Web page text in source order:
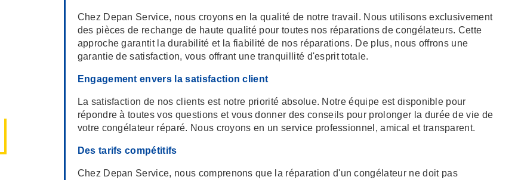
Chez Depan Service, nous croyons en la qualité de notre travail. Nous utilisons exclusivement
des pièces de rechange de haute qualité pour toutes nos réparations de congélateurs. Cette
approche garantit la durabilité et la fiabilité de nos réparations. De plus, nous offrons une
garantie de satisfaction, vous offrant une tranquillité d'esprit totale.
Engagement envers la satisfaction client
La satisfaction de nos clients est notre priorité absolue. Notre équipe est disponible pour
répondre à toutes vos questions et vous donner des conseils pour prolonger la durée de vie de
votre congélateur réparé. Nous croyons en un service professionnel, amical et transparent.
Des tarifs compétitifs
Chez Depan Service, nous comprenons que la réparation d'un congélateur ne doit pas